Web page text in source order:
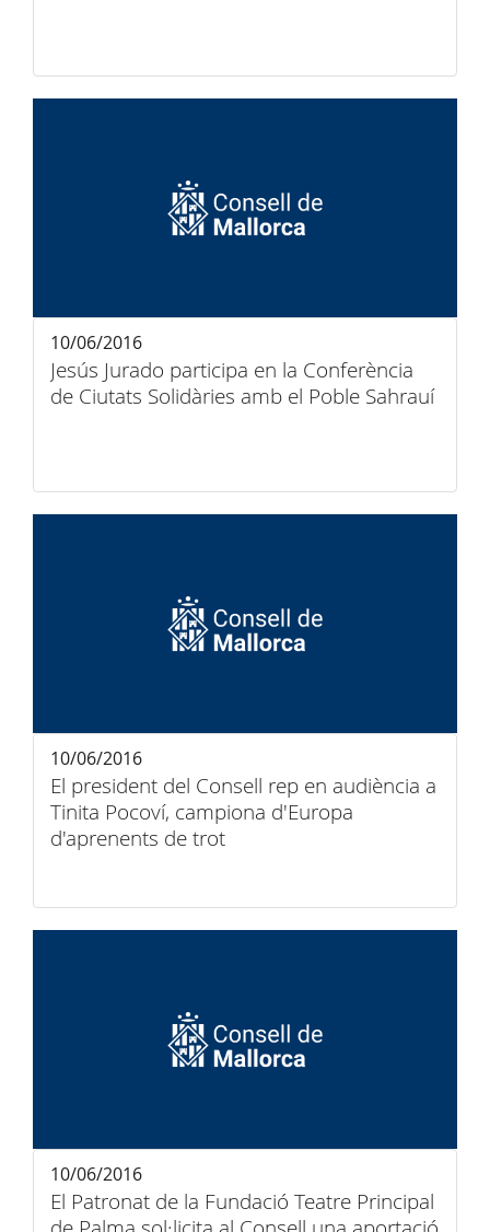
Jesús Jurado participa en la Conferència
de Ciutats Solidàries amb el Poble Sahrauí
10/06/2016
El president del Consell rep en audiència a
Tinita Pocoví, campiona d'Europa
d'aprenents de trot
10/06/2016
El Patronat de la Fundació Teatre Principal
10/06/2016